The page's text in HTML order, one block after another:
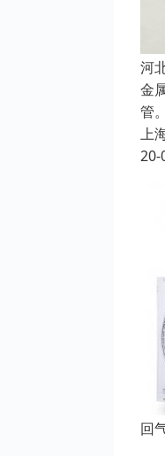
河
金
管
上
20-
回